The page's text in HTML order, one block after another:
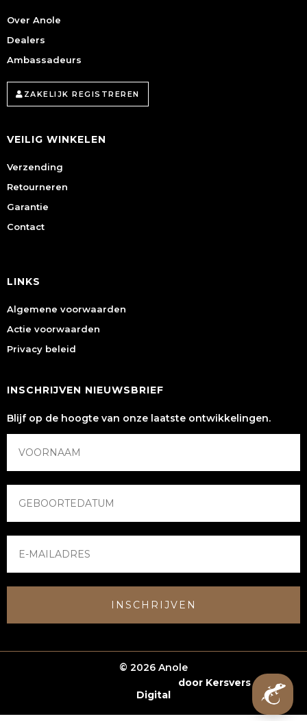
Over Anole
Dealers
Ambassadeurs
ZAKELIJK REGISTREREN
VEILIG WINKELEN
Verzending
Retourneren
Garantie
Contact
LINKS
Algemene voorwaarden
Actie voorwaarden
Privacy beleid
INSCHRIJVEN NIEUWSBRIEF
Blijf op de hoogte van onze laatste ontwikkelingen.
INSCHRIJVEN
© 2026 Anole
door Kersvers
Digital